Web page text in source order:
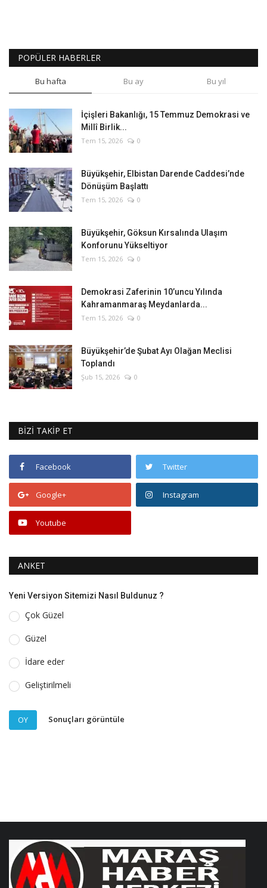
POPÜLER HABERLER
Bu hafta Bu ay Bu yıl
İçişleri Bakanlığı, 15 Temmuz Demokrasi ve
Millî Birlik...
Tem 15, 2026 0
Büyükşehir, Elbistan Darende Caddesi’nde
Dönüşüm Başlattı
Tem 15, 2026 0
Büyükşehir, Göksun Kırsalında Ulaşım
Konforunu Yükseltiyor
Tem 15, 2026 0
Demokrasi Zaferinin 10’uncu Yılında
Kahramanmaraş Meydanlarda...
Tem 15, 2026 0
Büyükşehir’de Şubat Ayı Olağan Meclisi
Toplandı
Şub 15, 2026 0
BİZİ TAKİP ET
Facebook Twitter
Google+ Instagram
Youtube
ANKET
Yeni Versiyon Sitemizi Nasıl Buldunuz ?
Çok Güzel
Güzel
İdare eder
Geliştirilmeli
OY Sonuçları görüntüle